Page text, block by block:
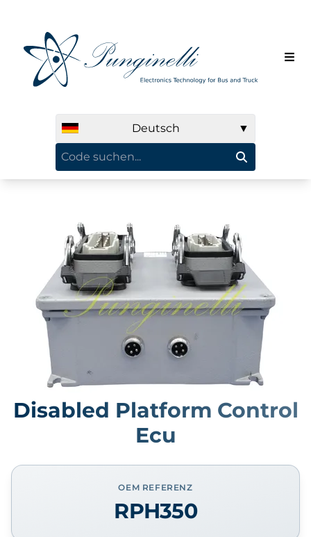
Deutsch ▼
Disabled Platform Control
Ecu
OEM REFERENZ
RPH350